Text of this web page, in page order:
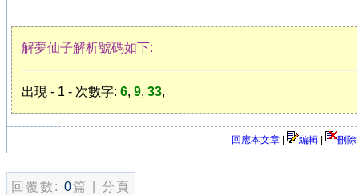
解夢仙子解析號碼如下:
出現 - 1 - 次數字: 6, 9, 33,
回應本文章 編輯 刪除
回覆數: 0篇 | 分頁